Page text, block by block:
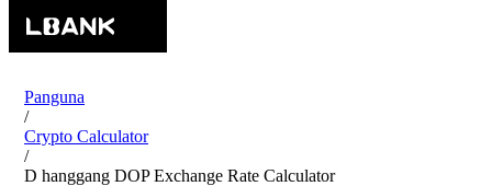
Panguna
/
Crypto Calculator
/
D hanggang DOP Exchange Rate Calculator